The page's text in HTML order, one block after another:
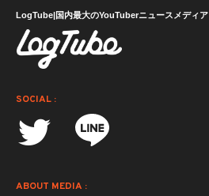
LogTube|国内最大のYouTuberニュースメディア
SOCIAL :
ABOUT MEDIA :